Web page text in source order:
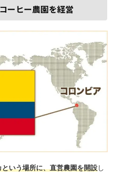
ーヒー農園を経営
いう場所に、直営農園を開設し